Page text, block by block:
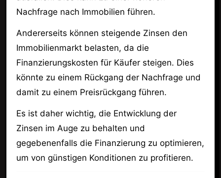
Nachfrage nach Immobilien führen.
Andererseits können steigende Zinsen den
Immobilienmarkt belasten, da die
Finanzierungskosten für Käufer steigen. Dies
könnte zu einem Rückgang der Nachfrage und
damit zu einem Preisrückgang führen.
Es ist daher wichtig, die Entwicklung der
Zinsen im Auge zu behalten und
gegebenenfalls die Finanzierung zu optimieren,
um von günstigen Konditionen zu profitieren.